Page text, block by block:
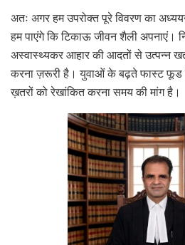
अतः अगर हम उपरोक्त पूरे विवरण का
हम पाएंगे कि टिकाऊ जीवन शैली अपनाएं।
अस्वास्थ्यकर आहार की आदतों से उत्पन्न
करना ज़रूरी है। युवाओं के बढ़ते फास्ट फूड
ख़तरों को रेखांकित करना समय की मांग है।